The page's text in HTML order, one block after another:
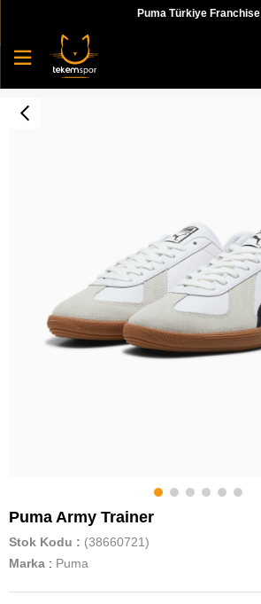
Puma Türkiye Franchise
Puma Army Trainer
Stok Kodu
(38660721)
Marka : Puma